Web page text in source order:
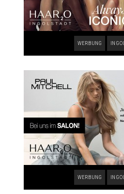
WERBUNG
WERBUNG